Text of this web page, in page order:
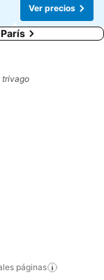
Ver precios
trivago
páginas